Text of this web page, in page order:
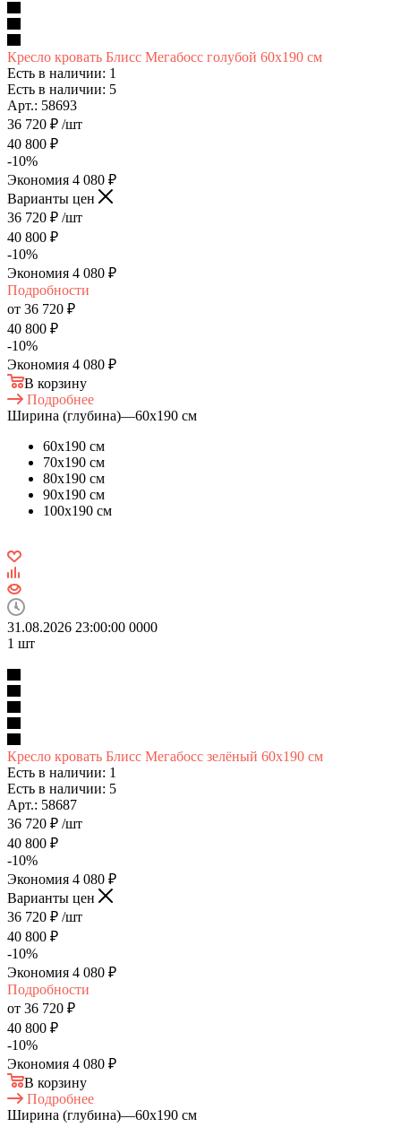
Кресло кровать Блисс Мегабосс голубой 60х190 см
Есть в наличии: 1
Есть в наличии: 5
Арт.: 58693
36 720 ₽ /шт
40 800 ₽
-10%
Экономия 4 080 ₽
Варианты цен
36 720 ₽ /шт
40 800 ₽
-10%
Экономия 4 080 ₽
Подробности
от 36 720 ₽
40 800 ₽
-10%
Экономия 4 080 ₽
В корзину
Подробнее
Ширина (глубина)—60х190 см
60х190 см
70х190 см
80х190 см
90х190 см
100х190 см
31.08.2026 23:00:00 0000
1 шт
Кресло кровать Блисс Мегабосс зелёный 60х190 см
Есть в наличии: 1
Есть в наличии: 5
Арт.: 58687
36 720 ₽ /шт
40 800 ₽
-10%
Экономия 4 080 ₽
Варианты цен
36 720 ₽ /шт
40 800 ₽
-10%
Экономия 4 080 ₽
Подробности
от 36 720 ₽
40 800 ₽
-10%
Экономия 4 080 ₽
В корзину
Подробнее
Ширина (глубина)—60х190 см